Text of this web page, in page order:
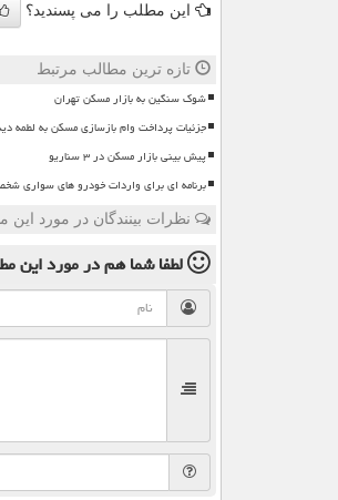
این مطلب را می پسندید؟
تازه ترین مطالب مرتبط
شوک سنگین به بازار مسکن تهران
جزئیات پرداخت وام بازسازی مسکن به لطمه
پیش بینی بازار مسکن در ۳ سناریو
برنامه ای برای واردات خودرو های سواری
نظرات بینندگان در مورد
لطفا شما همدر مورد این